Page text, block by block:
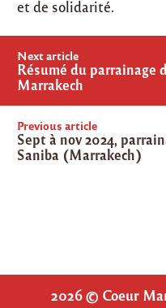
et de solidarité.
Post
navigation
Previous article
Sept à nov 2024,
Saniba (Marrakech)
Next article
Résumé du parrainage
Marrakech
2026 © Coeur